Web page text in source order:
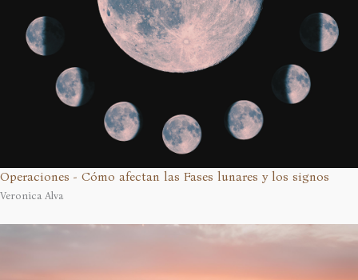
Operaciones - Cómo afectan las Fases lunares y los signos
Veronica Alva